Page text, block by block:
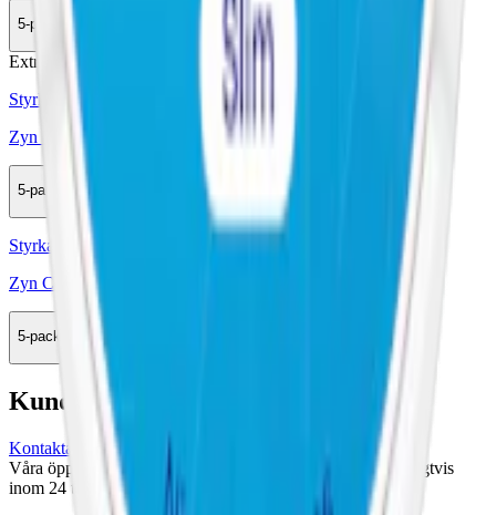
5-pack
149,50 kr
Köp
Extra Stark
Styrka Extra Stark · Slim
Zyn Cool Mint Ice Slim 6
5-pack
137,90 kr
Köp
Styrka Normal · Slim
Zyn Cool Mint Slim 3
5-pack
159,50 kr
Kundservice
Kontakta oss
Våra öppettider är: Alla dagar 08:00 - 18:00 Vi svarar vanligtvis
inom 24 timmar på vardagar.